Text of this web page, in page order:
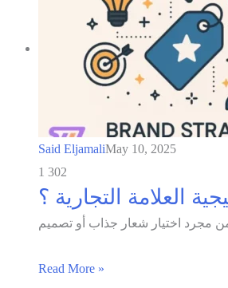
Said EljamaliMay 10, 2025
1 302
Read More »